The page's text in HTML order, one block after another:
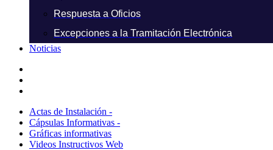
Respuesta a Oficios
Excepciones a la Tramitación Electrónica
Noticias
Actas de Instalación -
Cápsulas Informativas -
Gráficas informativas
Videos Instructivos Web